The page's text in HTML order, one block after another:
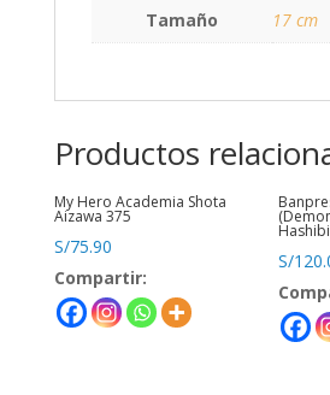
Tamaño
17 cm
Productos
My Hero Academia Shota
Aizawa 375
S/75.90
Compartir:
S/